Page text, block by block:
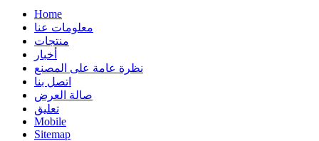
Home
معلومات عنا
منتجات
أخبار
نظرة عامة على المصنع
اتصل بنا
صالة العرض
تعليق
Mobile
Sitemap